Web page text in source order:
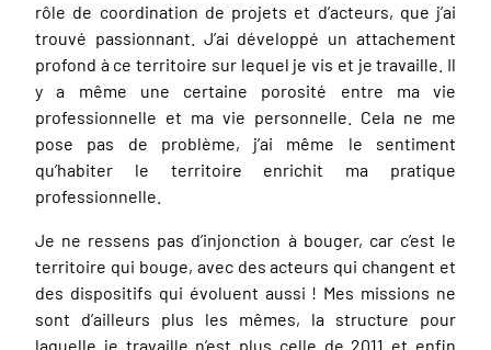
rôle de coordination de projets et d’acteurs, que j’ai
trouvé passionnant. J’ai développé un attachement
profond à ce territoire sur lequel je vis et je travaille. Il
y a même une certaine porosité entre ma vie
professionnelle et ma vie personnelle. Cela ne me
pose pas de problème, j’ai même le sentiment
qu’habiter le territoire enrichit ma pratique
professionnelle.
Je ne ressens pas d’injonction à bouger, car c’est le
territoire qui bouge, avec des acteurs qui changent et
des dispositifs qui évoluent aussi ! Mes missions ne
sont d’ailleurs plus les mêmes, la structure pour
laquelle je travaille n’est plus celle de 2011 et enfin